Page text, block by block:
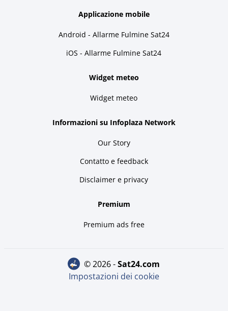
Applicazione mobile
Android - Allarme Fulmine Sat24
iOS - Allarme Fulmine Sat24
Widget meteo
Widget meteo
Informazioni su Infoplaza Network
Our Story
Contatto e feedback
Disclaimer e privacy
Premium
Premium ads free
© 2026 - sat24.com
Impostazioni dei cookie